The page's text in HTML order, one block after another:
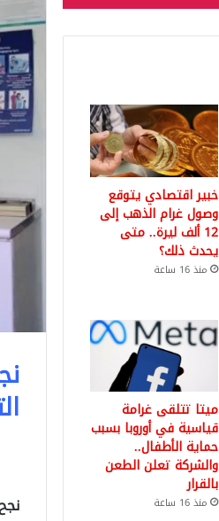
خبير اقتصادي يتوقع
وصول غرام الذهب إلى
12 ألف ليرة.. متى
يحدث ذلك؟
منذ 16 ساعة
ميتا تتلقى غرامة
قياسية في أوروبا بسبب
حماية الأطفال..
والشركة تعلن الطعن
بالقرار
منذ 16 ساعة